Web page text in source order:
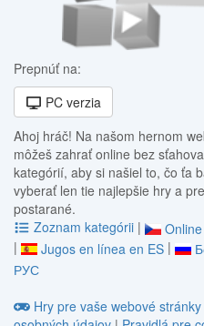
Prepnúť na:
PC verzia
Ahoj hráč! Na našom hernom
môžeš zahrať online bez
kategórií, aby si našiel to, čo ťa
vyberať len tie najlepšie hry a
postarané.
Zoznam kategórii |
|
Jugos en línea en ES |
РУС
Hry pre vaše webové stránky